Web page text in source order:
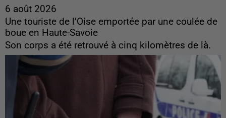
6 août 2026
Une touriste de l’Oise emportée par une coulée de
boue en Haute-Savoie
Son corps a été retrouvé à cinq kilomètres de là.